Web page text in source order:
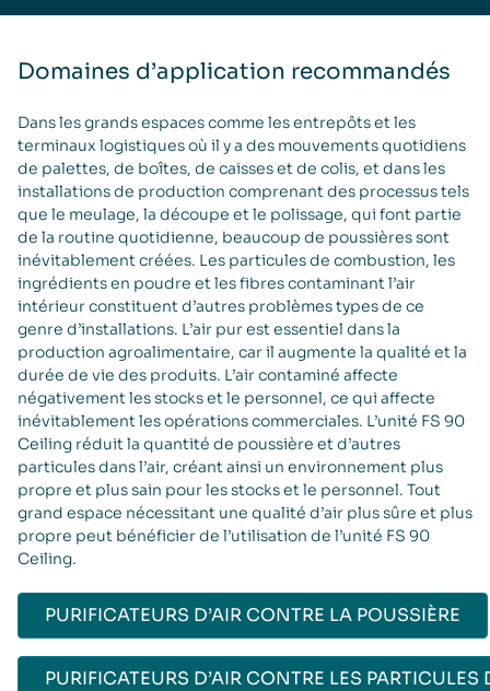
Domaines d’application recommandés
Dans les grands espaces comme les entrepôts et les
terminaux logistiques où il y a des mouvements quotidiens
de palettes, de boîtes, de caisses et de colis, et dans les
installations de production comprenant des processus tels
que le meulage, la découpe et le polissage, qui font partie
de la routine quotidienne, beaucoup de poussières sont
inévitablement créées. Les particules de combustion, les
ingrédients en poudre et les fibres contaminant l’air
intérieur constituent d’autres problèmes types de ce
genre d’installations. L’air pur est essentiel dans la
production agroalimentaire, car il augmente la qualité et la
durée de vie des produits. L’air contaminé affecte
négativement les stocks et le personnel, ce qui affecte
inévitablement les opérations commerciales. L’unité FS 90
Ceiling réduit la quantité de poussière et d’autres
particules dans l’air, créant ainsi un environnement plus
propre et plus sain pour les stocks et le personnel. Tout
grand espace nécessitant une qualité d’air plus sûre et plus
propre peut bénéficier de l’utilisation de l’unité FS 90
Ceiling.
PURIFICATEURS D’AIR CONTRE LA POUSSIÈRE
PURIFICATEURS D’AIR CONTRE LES